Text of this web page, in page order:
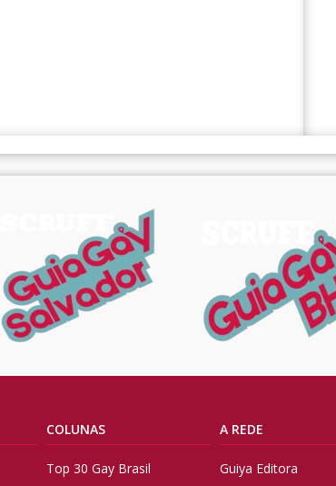
COLUNAS
Top 30 Gay Brasil
A REDE
Guiya Editora